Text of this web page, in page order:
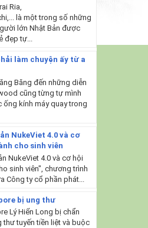
Ria,
là một trong số những
lớn Nhật Bản được
đẹp tự...
làm chuyện ấy từ a
Băng đến những diễn
cũng từng tự mình
ống kính máy quay trong
NukeViet 4.0 và cơ
cho sinh viên
NukeViet 4.0 và cơ hội
sinh viên", chương trình
ty cổ phần phát...
bị ung thư
Lý Hiển Long bị chẩn
thư tuyến tiền liệt và buộc